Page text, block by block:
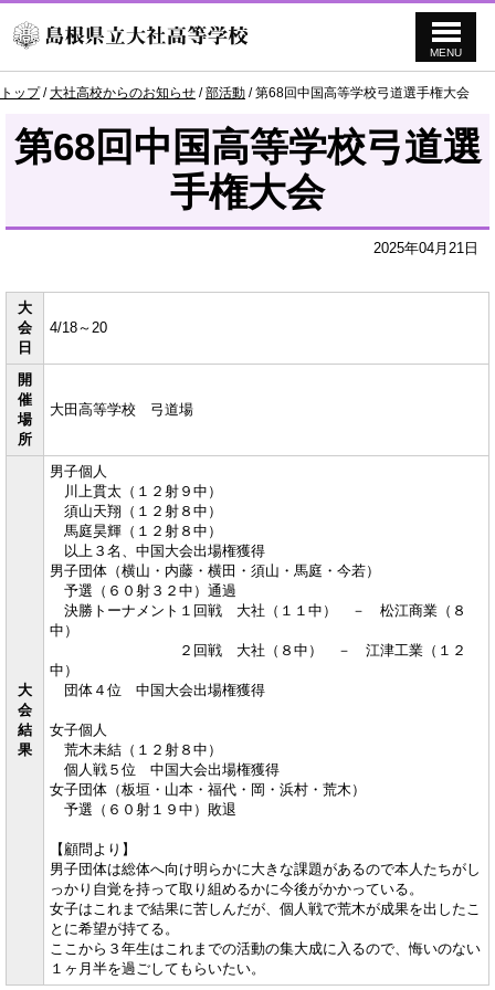
MENU
現
トップ/大社高校からのお知らせ /部活動 /第68回中国高等学校弓道選手権大会
第68回中国高等学校弓道選
手権大会
2025年04月21日
大
会
日
4/18～20
開
催
場
所
大田高等学校 弓道場
大
会
結
果
男子個人
川上貫太（１２射９中）
須山天翔（１２射８中）
馬庭昊輝（１２射８中）
以上３名、中国大会出場権獲得
男子団体（横山・内藤・横田・須山・馬庭・今若）
予選（６０射３２中）通過
決勝トーナメント１回戦 大社（１１中） － 松江商業（８
中）
２回戦 大社（８中） － 江津工業（１２
中）
団体４位 中国大会出場権獲得
女子個人
荒木未結（１２射８中）
個人戦５位 中国大会出場権獲得
女子団体（板垣・山本・福代・岡・浜村・荒木）
予選（６０射１９中）敗退
【顧問より】
男子団体は総体へ向け明らかに大きな課題があるので本人たちがし
っかり自覚を持って取り組めるかに今後がかかっている。
女子はこれまで結果に苦しんだが、個人戦で荒木が成果を出したこ
とに希望が持てる。
ここから３年生はこれまでの活動の集大成に入るので、悔いのない
１ヶ月半を過ごしてもらいたい。